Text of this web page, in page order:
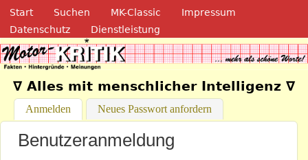
Direkt zum Inhalt
Navigation
Start Suchen MK-Classic
Impressum
Datenschutz
Dienstleistung
Motor-Kritik.de
∇ Alles mit menschlicher Intelligenz ∇
Anmelden (aktiver Reiter)
Neues Passwort anfordern
Benutzeranmeldung